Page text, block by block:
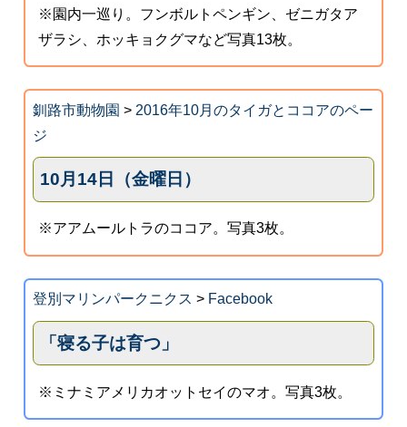
※園内一巡り。フンボルトペンギン、ゼニガタア
ザラシ、ホッキョクグマなど写真13枚。
釧路市動物園 > 2016年10月のタイガとココアのペー
ジ
10月14日（金曜日）
※アアムールトラのココア。写真3枚。
登別マリンパークニクス > Facebook
「寝る子は育つ」
※ミナミアメリカオットセイのマオ。写真3枚。